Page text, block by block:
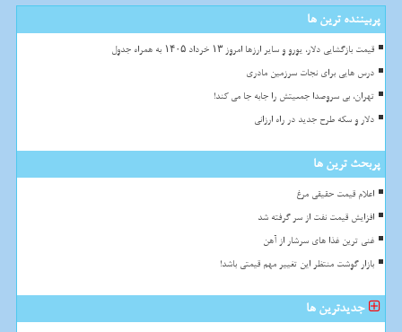
پربیننده ترین ها
قیمت بازگشایی دلار، یورو و سایر ارزها امروز ۱۳ خرداد ۱۴۰۵ به همراه جدول
درس هایی برای نجات سرزمین مادری
تهران، بی سروصدا جمعیتش را جابه جا می کند!
دلار و سکه طرح جدید در راه ارزانی
پربحث ترین ها
اعلام قیمت حقیقی مرغ
افزایش قیمت نفت از سر گرفته شد
غنی ترین غذا های سرشار از آهن
بازار گوشت منتظر این تغییر مهم قیمتی باشد!
جدیدترین ها